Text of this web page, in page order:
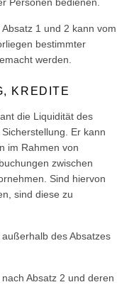
1 und 2 kann vom
bestimmter
werden.
KREDITE
die Liquidität des
Er kann
im Rahmen von
zwischen
Sind hiervon
sind diese zu
des Absatzes
Absatz 2 und deren